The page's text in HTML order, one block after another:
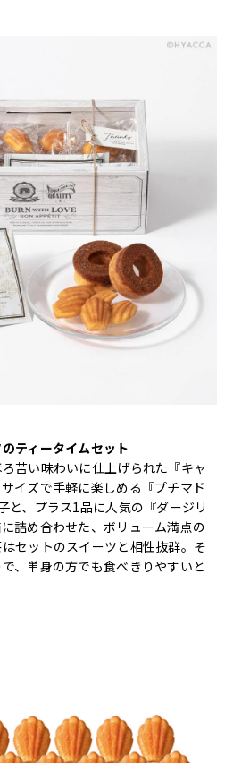
ティータイムセット
苦い味わいに仕上げられた『キャ
イズで手軽に楽しめる『プチマド
と、プラス1品に人気の『ダージリ
詰め合わせた、ボリューム満点の
セットのスイーツと相性抜群。そ
、単身の方でも食べきりやすいと